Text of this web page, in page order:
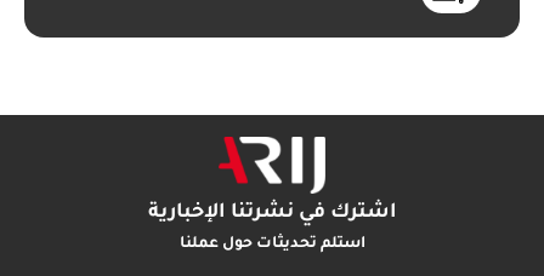
اشترك في نشرتنا الإخبارية
استلم تحديثات حول عملنا